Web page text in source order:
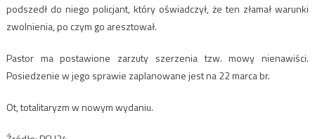
podszedł do niego policjant, który oświadczył, że ten złamał warunki
zwolnienia, po czym go aresztował.
Pastor ma postawione zarzuty szerzenia tzw. mowy nienawiści.
Posiedzenie w jego sprawie zaplanowane jest na 22 marca br.
Ot, totalitaryzm w nowym wydaniu.